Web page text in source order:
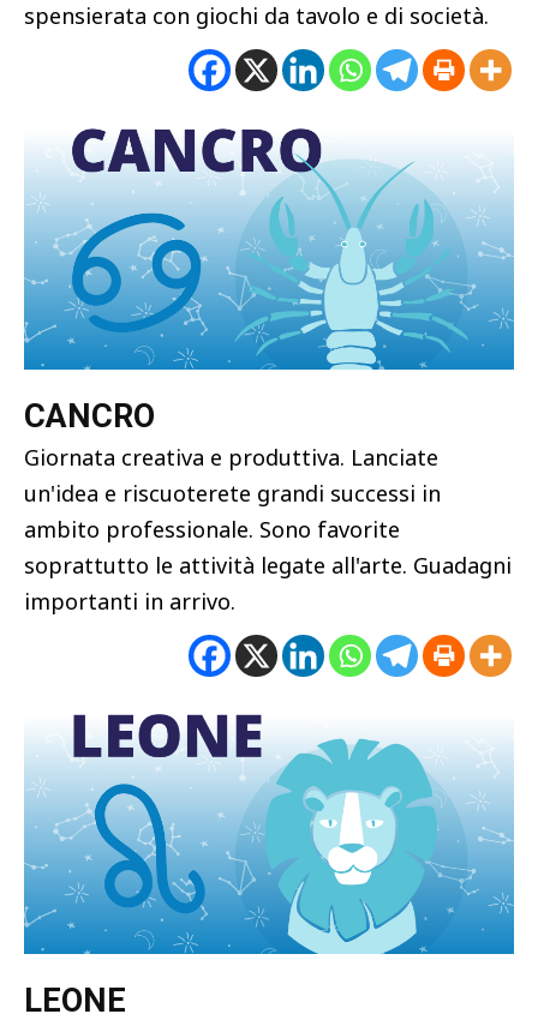
spensierata con giochi da tavolo e di società.
CANCRO
Giornata creativa e produttiva. Lanciate
un'idea e riscuoterete grandi successi in
ambito professionale. Sono favorite
soprattutto le attività legate all'arte. Guadagni
importanti in arrivo.
LEONE